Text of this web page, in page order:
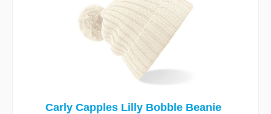
Carly Capples Lilly Bobble Beanie